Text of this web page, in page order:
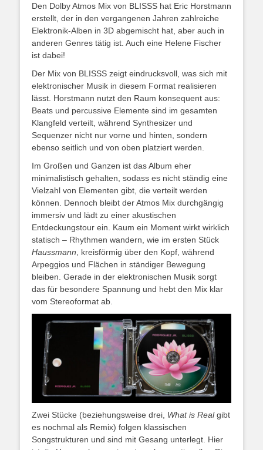
Den Dolby Atmos Mix von BLISSS hat Eric Horstmann
erstellt, der in den vergangenen Jahren zahlreiche
Elektronik-Alben in 3D abgemischt hat, aber auch in
anderen Genres tätig ist. Auch eine Helene Fischer
ist dabei!
Der Mix von BLISSS zeigt eindrucksvoll, was sich mit
elektronischer Musik in diesem Format realisieren
lässt. Horstmann nutzt den Raum konsequent aus:
Beats und percussive Elemente sind im gesamten
Klangfeld verteilt, während Synthesizer und
Sequenzer nicht nur vorne und hinten, sondern
ebenso seitlich und von oben platziert werden.
Im Großen und Ganzen ist das Album eher
minimalistisch gehalten, sodass es nicht ständig eine
Vielzahl von Elementen gibt, die verteilt werden
können. Dennoch bleibt der Atmos Mix durchgängig
immersiv und lädt zu einer akustischen
Entdeckungstour ein. Kaum ein Moment wirkt wirklich
statisch – Rhythmen wandern, wie im ersten Stück
Haussmann, kreisförmig über den Kopf, während
Arpeggios und Flächen in ständiger Bewegung
bleiben. Gerade in der elektronischen Musik sorgt
das für besondere Spannung und hebt den Mix klar
vom Stereoformat ab.
Zwei Stücke (beziehungsweise drei, What is Realgibt
es nochmal als Remix) folgen klassischen
Songstrukturen und sind mit Gesang unterlegt. Hier